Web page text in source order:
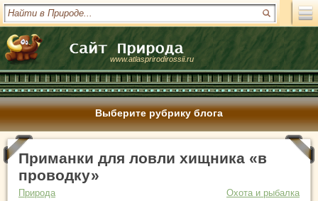
www.atlasprirodirossii.ru
Выберите рубрику блога
Приманки для ловли хищника «в
проводку»
Природа
Охота и рыбалка